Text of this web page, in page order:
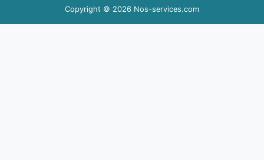
Copyright © 2026 Nos-services.com